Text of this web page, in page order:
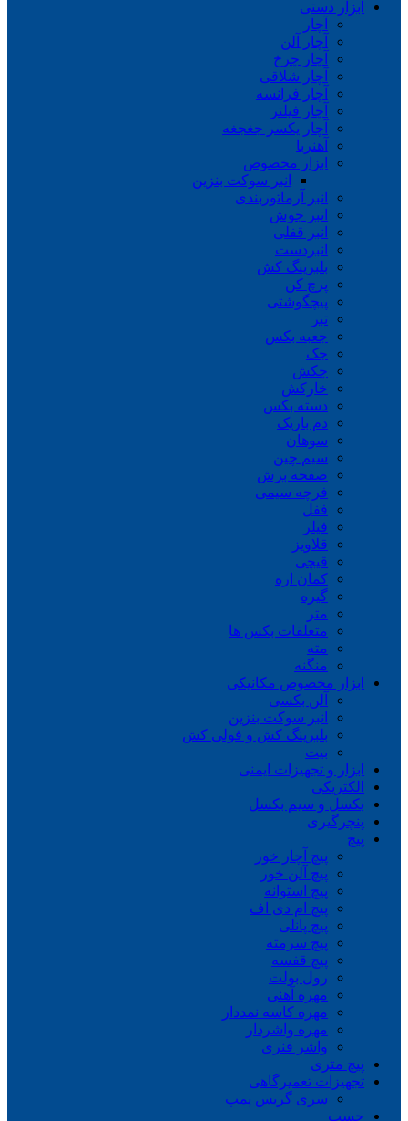
ابزار دستی
آچار
آچار آلن
آچار چرخ
آچار شلاقی
آچار فرانسه
آچار فیلتر
آچار یکسر جغجغه
آهنربا
ابزار مخصوص
انبر سوکت بنزین
انبر آرماتوربندی
انبر جوش
انبر قفلی
انبردست
بلبرینگ کش
پرچ کن
پیچگوشتی
تبر
جعبه بکس
جک
چکش
خارکش
دسته بکس
دم باریک
سوهان
سیم چین
صفحه برش
فرچه سیمی
ففل
فیلر
قلاویز
قیچی
کمان اره
گیره
متر
متعلقات بکس ها
مته
منگنه
ابزار مخصوص مکانیکی
آلن بکسی
انبر سوکت بنزین
بلبرینگ کش و فولی کش
بیت
ابزار و تجهیزات ایمنی
الکتریکی
بکسل و سیم بکسل
پنچرگیری
پیچ
پیچ آچار خور
پیچ آلن خور
پیچ استوانه
پیچ ام دی اف
پیچ پانلی
پیچ سرمته
پیچ قفسه
رول بولت
مهره آهنی
مهره کاسه نمددار
مهره واشردار
واشر فنری
پیچ متری
تجهیزات تعمیرگاهی
سری گریس پمپ
چسب